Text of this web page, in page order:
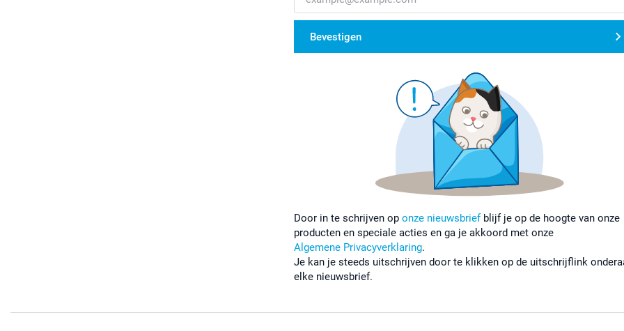
Bevestigen
Door in te schrijven op onze nieuwsbriefblijf je op de hoogte van onze
producten en speciale acties en ga je akkoord met onze
Algemene Privacyverklaring.
Je kan je steeds uitschrijven door te klikken op de uitschrijflink
elke nieuwsbrief.